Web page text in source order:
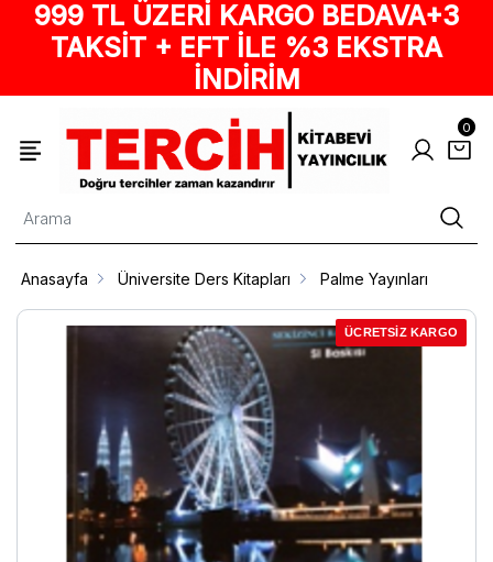
999 TL ÜZERİ KARGO BEDAVA+3
TAKSİT + EFT İLE %3 EKSTRA
İNDİRİM
0
Anasayfa Üniversite Ders Kitapları Palme Yayınları
ÜCRETSİZ KARGO